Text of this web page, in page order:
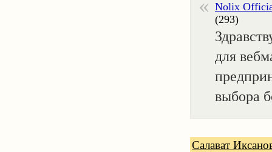
Nolix
(293)
для
выбора
Салават